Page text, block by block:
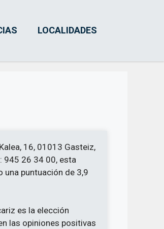
LOCALIDADES
16, 01013 Gasteiz,
945 26 34 00, esta
puntuación de 3,9
es la elección
las opiniones positivas